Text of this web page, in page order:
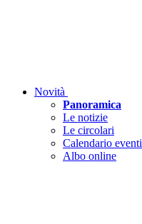
Novità
Panoramica
Le notizie
Le circolari
Calendario eventi
Albo online